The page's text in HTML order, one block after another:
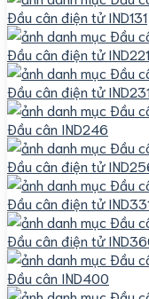
Đầu cân điện tử IND131
Đầu cân điện tử
Đầu cân điện tử
Đầu cân IND246
Đầu cân điện tử
Đầu cân điện tử
Đầu cân điện tử
Đầu cân IND400